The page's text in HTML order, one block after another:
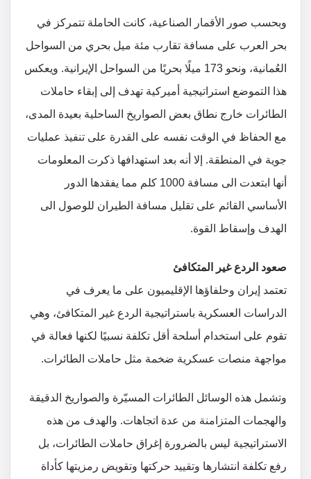
وبحسب صور الأقمار الصناعية، كانت الحاملة تتمركز في
بحر العرب على مسافة تقارب مئة ميل بحري من السواحل
العُمانية، ونحو 173 ميلًا بحريًا من السواحل الإيرانية. ويعكس
هذا التموضع استراتيجية أميركية تهدف إلى إبقاء حاملات
الطائرات خارج نطاق بعض الصواريخ الساحلية بعيدة المدى،
مع الحفاظ في الوقت نفسه على القدرة على تنفيذ عمليات
جوية في المنطقة. إلا أنه بعد استهدافها ذكرت المعلومات
أنها ابتعدت الى مسافة 1000 كلم مما يفقدها الدور
الأساسي القائم على تقليل مسافة الطيران للوصول الى
الهدف وإسقاط القوة.
صعود الردع غير المتكافئ
تعتمد إيران وحلفاؤها الإقليميون على ما يعرف في
الدراسات العسكرية باستراتيجية الردع غير المتكافئ، وهي
تقوم على استخدام أسلحة أقل تكلفة نسبيًا لكنها فعالة في
مواجهة منصات عسكرية ضخمة مثل حاملات الطائرات.
وتشمل هذه الوسائل الطائرات المسيّرة والصواريخ الدقيقة
والهجمات المتزامنة من عدة اتجاهات. والهدف من هذه
الاستراتيجية ليس بالضرورة إغراق حاملات الطائرات، بل
رفع تكلفة انتشارها وتقييد حركتها وتقويض رمزيتها كأداة